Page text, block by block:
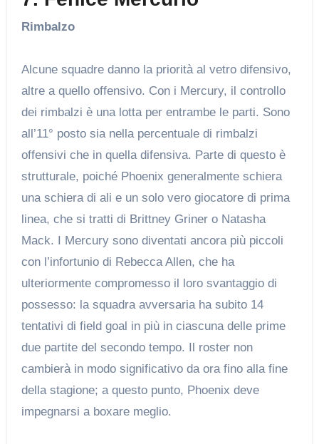
Rimbalzo
Alcune squadre danno la priorità al vetro difensivo,
altre a quello offensivo. Con i Mercury, il controllo
dei rimbalzi è una lotta per entrambe le parti. Sono
all’11° posto sia nella percentuale di rimbalzi
offensivi che in quella difensiva. Parte di questo è
strutturale, poiché Phoenix generalmente schiera
una schiera di ali e un solo vero giocatore di prima
linea, che si tratti di Brittney Griner o Natasha
Mack. I Mercury sono diventati ancora più piccoli
con l’infortunio di Rebecca Allen, che ha
ulteriormente compromesso il loro svantaggio di
possesso: la squadra avversaria ha subito 14
tentativi di field goal in più in ciascuna delle prime
due partite del secondo tempo. Il roster non
cambierà in modo significativo da ora fino alla fine
della stagione; a questo punto, Phoenix deve
impegnarsi a boxare meglio.